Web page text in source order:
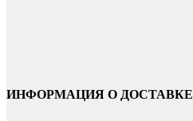
ИНФОРМАЦИЯ О ДОСТАВКЕ